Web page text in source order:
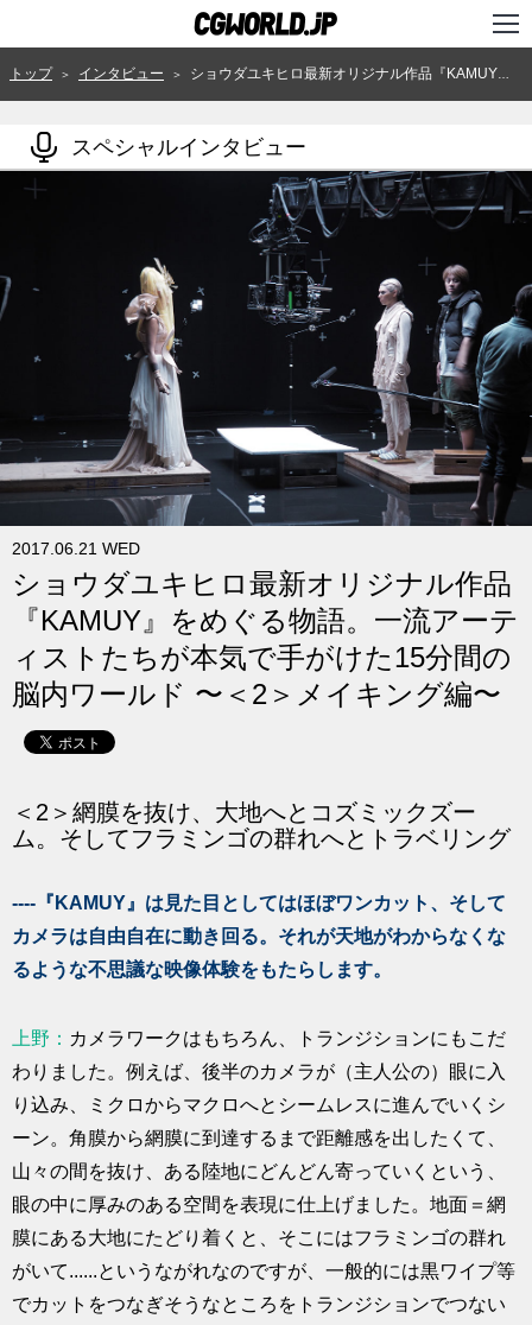
TOP
ニュース
スタジオ
講座
SHOP
クリエイターズID
求人
トップ ＞ インタビュー ＞ ショウダユキヒロ最新オリジナル作品『KAMUY』をめぐる物語。一流アーティストたちが本気で手がけた15分間の脳内ワールド 〜＜2＞メイキング編〜
スペシャルインタビュー
2017.06.21 WED
ショウダユキヒロ最新オリジナル作品
『KAMUY』をめぐる物語。一流アーテ
ィストたちが本気で手がけた15分間の
脳内ワールド 〜＜2＞メイキング編〜
＜2＞網膜を抜け、大地へとコズミックズー
ム。そしてフラミンゴの群れへとトラベリング
----『KAMUY』は見た目としてはほぼワンカット、そして
カメラは自由自在に動き回る。それが天地がわからなくな
るような不思議な映像体験をもたらします。
上野： カメラワークはもちろん、トランジションにもこだ
わりました。例えば、後半のカメラが（主人公の）眼に入
り込み、ミクロからマクロへとシームレスに進んでいくシ
ーン。角膜から網膜に到達するまで距離感を出したくて、
山々の間を抜け、ある陸地にどんどん寄っていくという、
眼の中に厚みのある空間を表現に仕上げました。地面＝網
膜にある大地にたどり着くと、そこにはフラミンゴの群れ
がいて......というながれなのですが、一般的には黒ワイプ等
でカットをつなぎそうなところをトランジションでつない